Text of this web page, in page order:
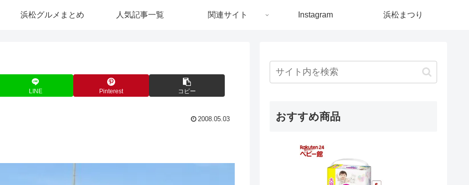
浜松グルメまとめ 人気記事一覧 関連サイト Instagram 浜松まつり
LINE Pinterest コピー
2008.05.03 おすすめ商品